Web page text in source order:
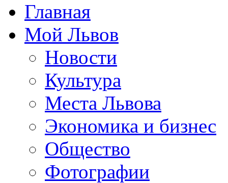
Главная
Мой Львов
Новости
Культура
Места Львова
Экономика и бизнес
Общество
Фотографии